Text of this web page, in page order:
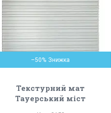
–50%
Текстурний мат
Тауерський міст